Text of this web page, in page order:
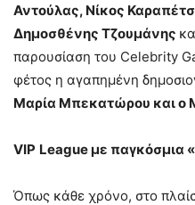
Αντούλας, Νίκος
Δημοσθένης Τζουμάνης
παρουσίαση του Celebrity
φέτος η αγαπημένη
Μαρία Μπεκατώρου και ο
VIP Leagueμε παγκόσμια
Όπως κάθε χρόνο, στο